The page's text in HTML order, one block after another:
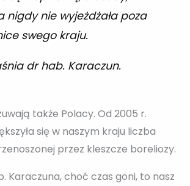
nigdy nie wyjeżdżała poza
swego kraju.
dr hab. Karaczun.
także Polacy. Od 2005 r.
się w naszym kraju liczba
przez kleszcze boreliozy.
Karaczuna, choć czas goni, to nasz